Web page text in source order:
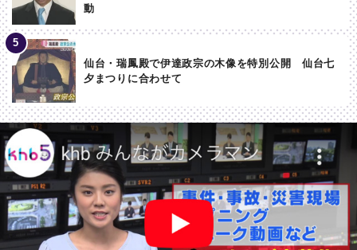
動
仙台・瑞鳳殿で伊達政宗の木像を特別公開 仙台七
夕まつりに合わせて